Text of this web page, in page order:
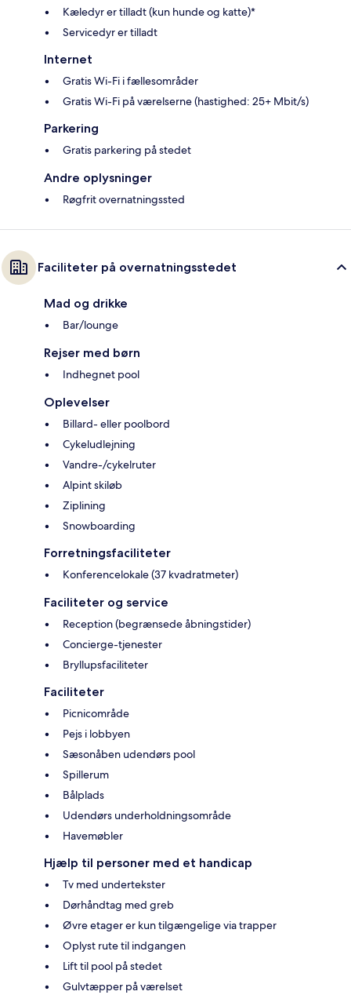
Kæledyr er tilladt (kun hunde og katte)*
Servicedyr er tilladt
Internet
Gratis Wi-Fi i fællesområder
Gratis Wi-Fi på værelserne (hastighed: 25+ Mbit/s)
Parkering
Gratis parkering på stedet
Andre oplysninger
Røgfrit overnatningssted
Faciliteter på overnatningsstedet
Mad og drikke
Bar/lounge
Rejser med børn
Indhegnet pool
Oplevelser
Billard- eller poolbord
Cykeludlejning
Vandre-/cykelruter
Alpint skiløb
Ziplining
Snowboarding
Forretningsfaciliteter
Konferencelokale (37 kvadratmeter)
Faciliteter og service
Reception (begrænsede åbningstider)
Concierge-tjenester
Bryllupsfaciliteter
Faciliteter
Picnicområde
Pejs i lobbyen
Sæsonåben udendørs pool
Spillerum
Bålplads
Udendørs underholdningsområde
Havemøbler
Hjælp til personer med et handicap
Tv med undertekster
Dørhåndtag med greb
Øvre etager er kun tilgængelige via trapper
Oplyst rute til indgangen
Lift til pool på stedet
Gulvtæpper på værelset